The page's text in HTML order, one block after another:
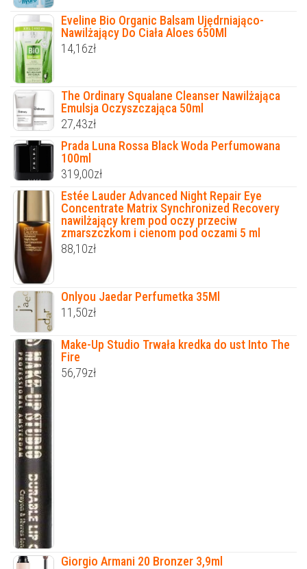
Eveline Bio Organic Balsam Ujędrniająco-
Nawilżający Do Ciała Aloes 650Ml
14,16zł
The Ordinary Squalane Cleanser Nawilżająca
Emulsja Oczyszczająca 50ml
27,43zł
Prada Luna Rossa Black Woda Perfumowana
100ml
319,00zł
Estée Lauder Advanced Night Repair Eye
Concentrate Matrix Synchronized Recovery
nawilżający krem pod oczy przeciw
zmarszczkom i cienom pod oczami 5 ml
88,10zł
Onlyou Jaedar Perfumetka 35Ml
11,50zł
Make-Up Studio Trwała kredka do ust Into The
Fire
56,79zł
Giorgio Armani 20 Bronzer 3,9ml